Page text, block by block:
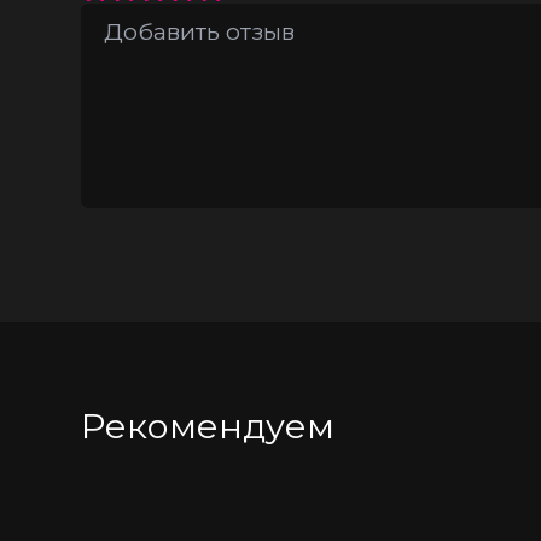
Эргономичная форма, идеально
Разнообразие режимов вибраций и
Рекомендуем